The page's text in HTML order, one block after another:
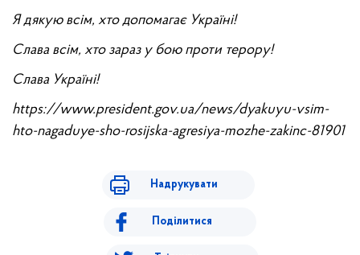
Я дякую всім, хто допомагає Україні!
Слава всім, хто зараз у бою проти терору!
Слава Україні!
https://www.president.gov.ua/news/dyakuyu-vsim-
hto-nagaduye-sho-rosijska-agresiya-mozhe-zakinc-81901
Надрукувати
Поділитися